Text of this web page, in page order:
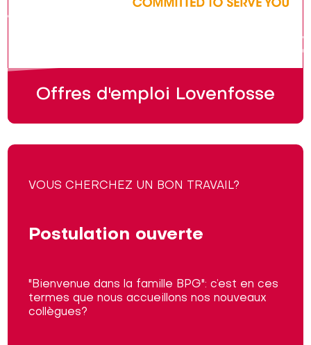
Offres d'emploi Lovenfosse
VOUS CHERCHEZ UN BON TRAVAIL?
Postulation ouverte
"Bienvenue dans la famille BPG": c’est en ces
termes que nous accueillons nos nouveaux
collègues?